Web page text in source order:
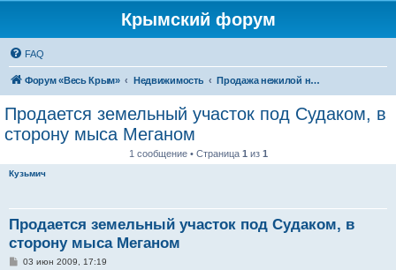
Крымский форум
FAQ
Форум «Весь Крым» Недвижимость Продажа нежилой недвижимости в Крыму
Продается земельный участок под Судаком, в
сторону мыса Меганом
1 сообщение • Страница 1 из 1
Кузьмич
Продается земельный участок под Судаком, в
сторону мыса Меганом
С03 июн 2009, 17:19